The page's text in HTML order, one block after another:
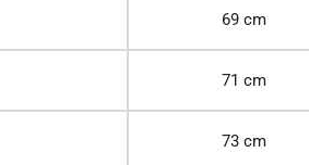
69 cm
71 cm
73 cm